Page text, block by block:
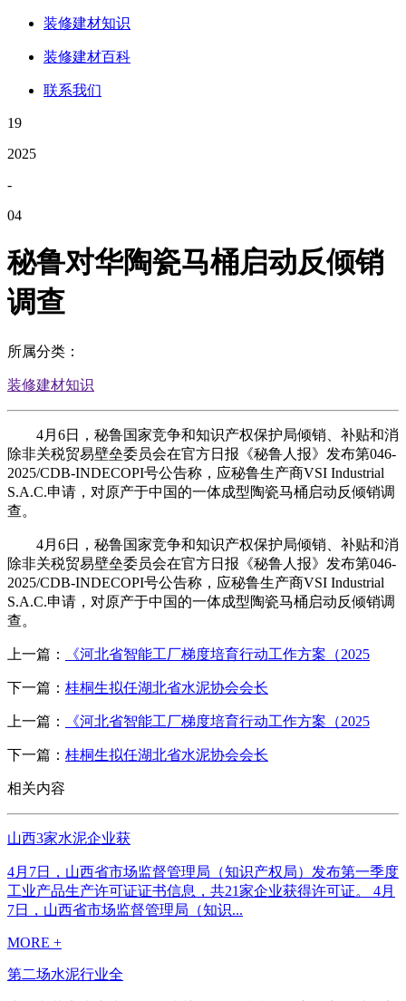
装修建材知识
装修建材百科
联系我们
19
2025
-
04
秘鲁对华陶瓷马桶启动反倾销
调查
所属分类：
装修建材知识
4月6日，秘鲁国家竞争和知识产权保护局倾销、补贴和消
除非关税贸易壁垒委员会在官方日报《秘鲁人报》发布第046-
2025/CDB-INDECOPI号公告称，应秘鲁生产商VSI Industrial
S.A.C.申请，对原产于中国的一体成型陶瓷马桶启动反倾销调
查。
4月6日，秘鲁国家竞争和知识产权保护局倾销、补贴和消
除非关税贸易壁垒委员会在官方日报《秘鲁人报》发布第046-
2025/CDB-INDECOPI号公告称，应秘鲁生产商VSI Industrial
S.A.C.申请，对原产于中国的一体成型陶瓷马桶启动反倾销调
查。
上一篇： 《河北省智能工厂梯度培育行动工作方案（2025
下一篇： 桂桐生拟任湖北省水泥协会会长
上一篇： 《河北省智能工厂梯度培育行动工作方案（2025
下一篇： 桂桐生拟任湖北省水泥协会会长
相关内容
山西3家水泥企业获
4月7日，山西省市场监督管理局（知识产权局）发布第一季度
工业产品生产许可证证书信息，共21家企业获得许可证。 4月
7日，山西省市场监督管理局（知识...
MORE +
第二场水泥行业全